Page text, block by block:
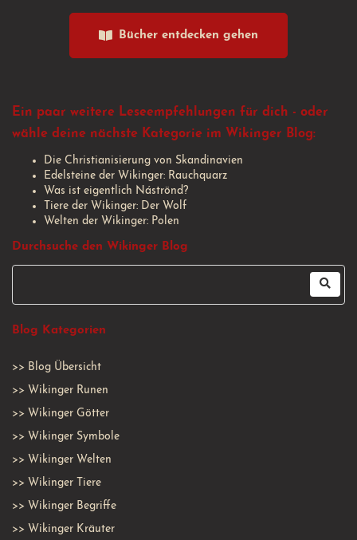
Bücher entdecken gehen
Ein paar weitere Leseempfehlungen für dich - oder
wähle deine nächste Kategorie im Wikinger Blog:
Die Christianisierung von Skandinavien
Edelsteine der Wikinger: Rauchquarz
Was ist eigentlich Náströnd?
Tiere der Wikinger: Der Wolf
Welten der Wikinger: Polen
Durchsuche den Wikinger Blog
Blog Kategorien
>> Blog Übersicht
>> Wikinger Runen
>> Wikinger Götter
>> Wikinger Symbole
>> Wikinger Welten
>> Wikinger Tiere
>> Wikinger Begriffe
>> Wikinger Kräuter